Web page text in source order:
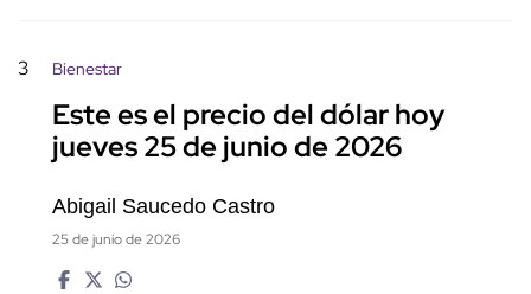
3 Bienestar
Este es el precio del dólar hoy
jueves 25 de junio de 2026
Abigail Saucedo Castro
25 de junio de 2026